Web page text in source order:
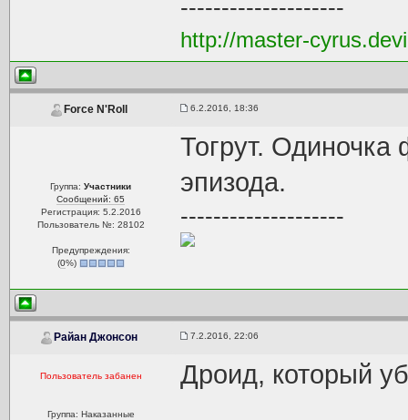
--------------------
http://master-
Force N'Roll 6.2.2016, 18:36
Группа:Участники
Сообщений: 65
Регистрация: 5.2.2016
Пользователь №: 28102
Предупреждения:
(0%)
Тогрут.
эпизода.
--------------------
Райан Джонсон 7.2.2016, 22:06
Пользователь забанен
Группа: Наказанные
Дроид, который